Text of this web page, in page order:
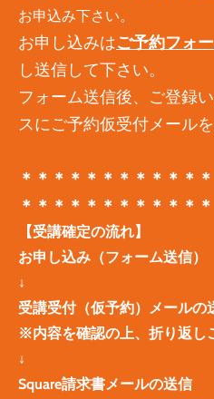
お申込み下さい。
お申し込みはご予約フォ
し送信して下さい。
フォーム送信後、ご登録
スにご予約仮受付メール
＊＊＊＊＊＊＊＊＊＊＊
＊＊＊＊＊＊＊＊＊＊＊
【受講確定の流れ】
お申し込み（フォーム送信）
↓
受講受付（仮予約）メールの
※内容を確認の上、折り返し
↓
Square請求書メールの送信